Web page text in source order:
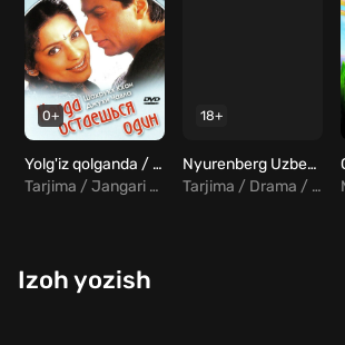
0+
Yolg'iz qolganda / Ximoyachi / Yolg'izlikda Uzbek Tilida
Tarjima / Jangari / Drama / Komediya / Hind
18+
Nyurenberg Uzbek tilida
Tarjima / Drama / Tarixiy
Izoh yozish